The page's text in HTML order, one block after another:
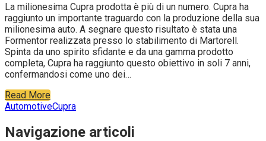
La milionesima Cupra prodotta è più di un numero. Cupra ha
raggiunto un importante traguardo con la produzione della sua
milionesima auto. A segnare questo risultato è stata una
Formentor realizzata presso lo stabilimento di Martorell.
Spinta da uno spirito sfidante e da una gamma prodotto
completa, Cupra ha raggiunto questo obiettivo in soli 7 anni,
confermandosi come uno dei…
Read More
AutomotiveCupra
Navigazione articoli